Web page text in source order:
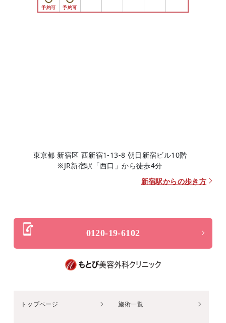
東京都 新宿区 西新宿1-13-8 朝日新宿ビル10階
※JR新宿駅「西口」から徒歩4分
新宿駅からの歩き方
0120-19-6102
トップページ 施術一覧